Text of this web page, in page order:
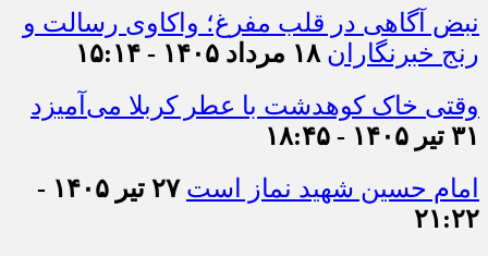
نبض آگاهی در قلب مفرغ؛ واکاوی رسالت و
رنج خبرنگاران ۱۸ مرداد ۱۴۰۵ - ۱۵:۱۴
وقتی خاک کوهدشت با عطر کربلا می‌آمیزد
۳۱ تیر ۱۴۰۵ - ۱۸:۴۵
امام حسین شهید نماز است
۲۷ تیر ۱۴۰۵ -
۲۱:۲۲